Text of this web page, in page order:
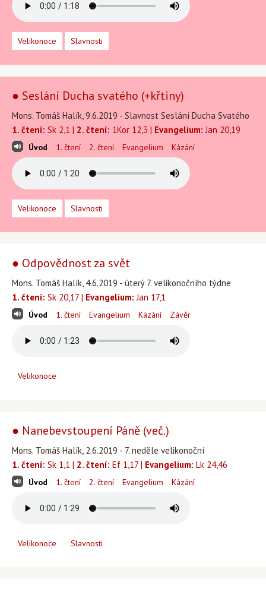
Velikonoce Slavnosti
● Seslání Ducha svatého (+křtiny)
Mons. Tomáš Halík, 9.6.2019 - Slavnost Seslání Ducha Svatého
1. čtení: Sk 2,1 | 2. čtení: 1Kor 12,3 | Evangelium: Jan 20,19
Úvod 1. čtení 2. čtení Evangelium Kázání
Velikonoce Slavnosti
● Odpovědnost za svět
Mons. Tomáš Halík, 4.6.2019 - úterý 7. velikonočního týdne
1. čtení: Sk 20,17 | Evangelium: Jan 17,1
Úvod 1. čtení Evangelium Kázání Závěr
Velikonoce
● Nanebevstoupení Páně (več.)
Mons. Tomáš Halík, 2.6.2019 - 7. neděle velikonoční
1. čtení: Sk 1,1 | 2. čtení: Ef 1,17 | Evangelium: Lk 24,46
Úvod 1. čtení 2. čtení Evangelium Kázání
Velikonoce Slavnosti